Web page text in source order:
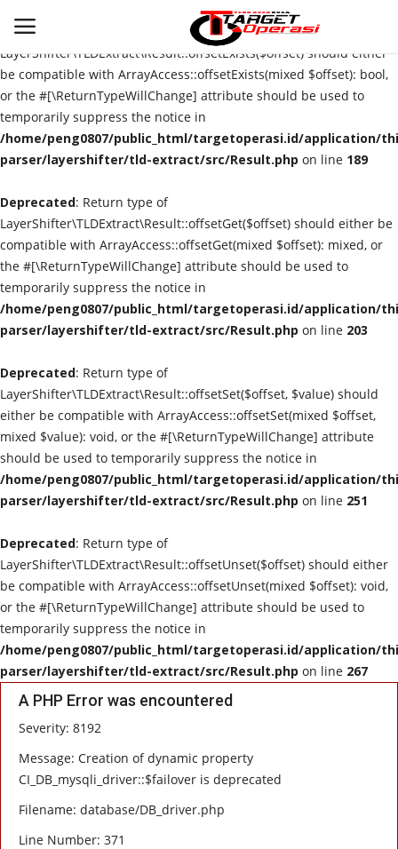
Deprecated
LayerShifter\TLDExtract\Result::offsetExists($offset) should either
be compatible with ArrayAccess::offsetExists(mixed $offset): bool,
or the #[\ReturnTypeWillChange] attribute should be used to
temporarily suppress the notice in
/home/peng0807/public_html/targetoperasi.id/application/
parser/layershifter/tld-extract/src/Result.php on line 189
Deprecated: Return type of
LayerShifter\TLDExtract\Result::offsetGet($offset) should either be
compatible with ArrayAccess::offsetGet(mixed $offset): mixed, or
the #[\ReturnTypeWillChange] attribute should be used to
temporarily suppress the notice in
/home/peng0807/public_html/targetoperasi.id/application/
parser/layershifter/tld-extract/src/Result.php on line 203
Deprecated: Return type of
LayerShifter\TLDExtract\Result::offsetSet($offset, $value) should
either be compatible with ArrayAccess::offsetSet(mixed $offset,
mixed $value): void, or the #[\ReturnTypeWillChange] attribute
should be used to temporarily suppress the notice in
/home/peng0807/public_html/targetoperasi.id/application/
parser/layershifter/tld-extract/src/Result.php on line 251
Deprecated: Return type of
LayerShifter\TLDExtract\Result::offsetUnset($offset) should either
be compatible with ArrayAccess::offsetUnset(mixed $offset): void,
or the #[\ReturnTypeWillChange] attribute should be used to
temporarily suppress the notice in
/home/peng0807/public_html/targetoperasi.id/application/
parser/layershifter/tld-extract/src/Result.php on line 267
A PHP Error was encountered
Severity: 8192
Message: Creation of dynamic property
CI_DB_mysqli_driver::$failover is deprecated
Filename: database/DB_driver.php
Line Number: 371
Login Register
Home
Contact
NASIONAL
INTERNASIONAL
TO.CHANEL
TO.NETWORK